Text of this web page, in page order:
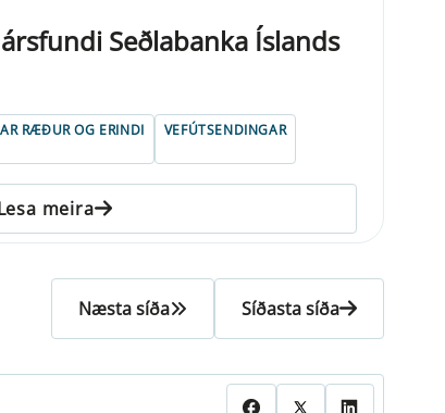
Seðlabanka Íslands
RÆÐUR OG ERINDI VEFÚTSENDINGAR
meira
Næsta síða Síðasta síða